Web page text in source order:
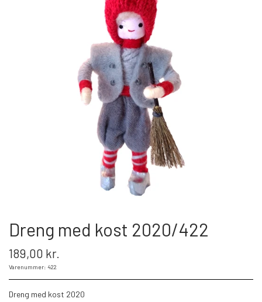
Dreng med kost 2020/422
189,00 kr.
Varenummer: 422
Dreng med kost 2020